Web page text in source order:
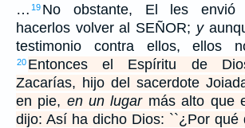
… 19 No obstante, El les envió
hacerlos volver al SEÑOR; y
testimonio contra ellos, ellos
20 Entonces el Espíritu de
Zacarías, hijo del sacerdote
en pie, en un lugarmás alto que
dijo: Así ha dicho Dios: ``¿Por qué